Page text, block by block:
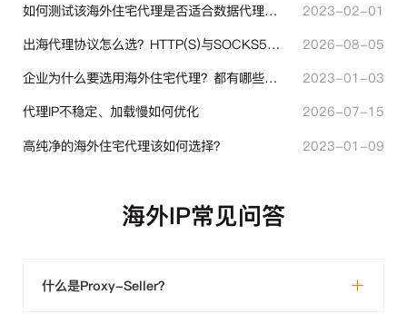
如何测试该海外住宅代理是否适合数据代理使用？
2023-02-01
出海代理协议怎么选？HTTP(S)与SOCKS5核心差异与选型技巧
2026-08-05
企业为什么要选用海外住宅代理？都有哪些帮助？
2023-01-03
代理IP不稳定、加载慢如何优化
2026-07-15
高纯净的海外住宅代理该如何选择？
2023-01-09
海外IP常见问答
什么是Proxy-Seller？